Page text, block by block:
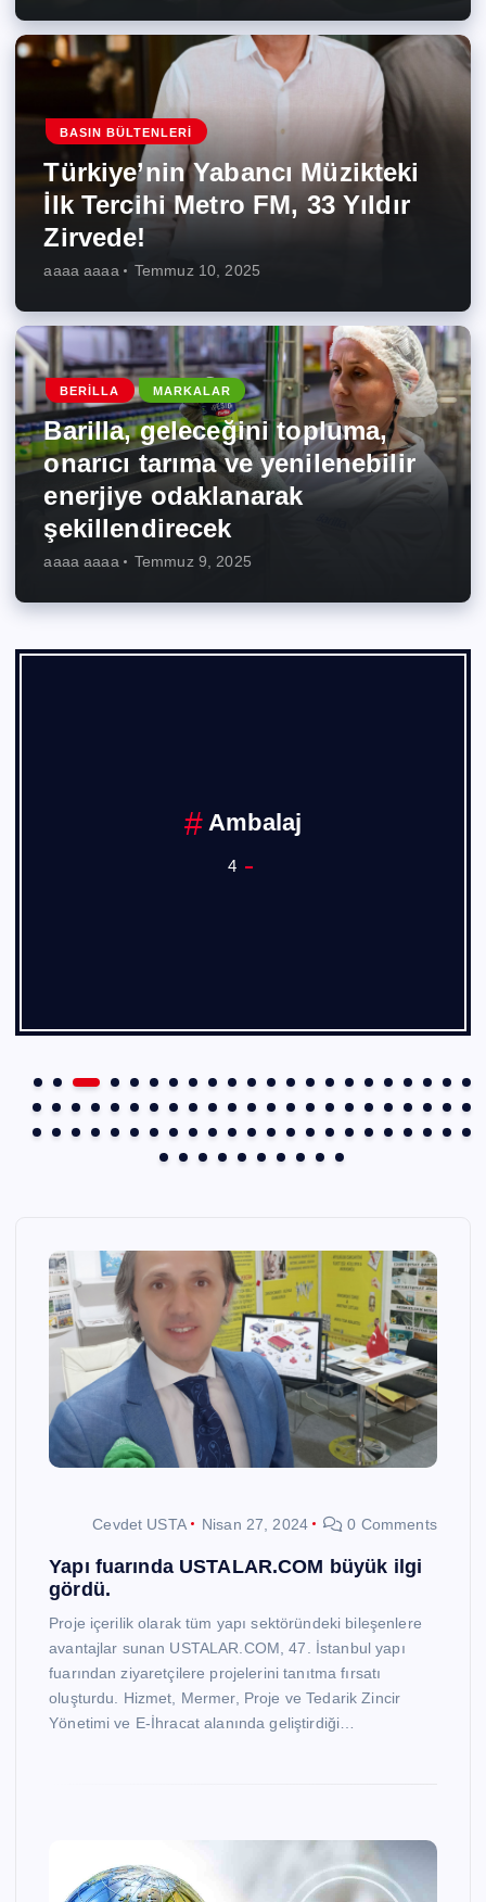
BASIN BÜLTENLERI
Türkiye’nin Yabancı Müzikteki
İlk Tercihi Metro FM, 33 Yıldır
Zirvede!
aaaa aaaa Temmuz 10, 2025
BERILLA MARKALAR
Barilla, geleceğini topluma,
onarıcı tarıma ve yenilenebilir
enerjiye odaklanarak
şekillendirecek
aaaa aaaa Temmuz 9, 2025
Ambalaj
4
Cevdet USTA Nisan 27, 2024 0 Comments
Yapı fuarında USTALAR.COM büyük ilgi
gördü.
Proje içerilik olarak tüm yapı sektöründeki bileşenlere
avantajlar sunan USTALAR.COM, 47. İstanbul yapı
fuarından ziyaretçilere projelerini tanıtma fırsatı
oluşturdu. Hizmet, Mermer, Proje ve Tedarik Zincir
Yönetimi ve E-İhracat alanında geliştirdiği…